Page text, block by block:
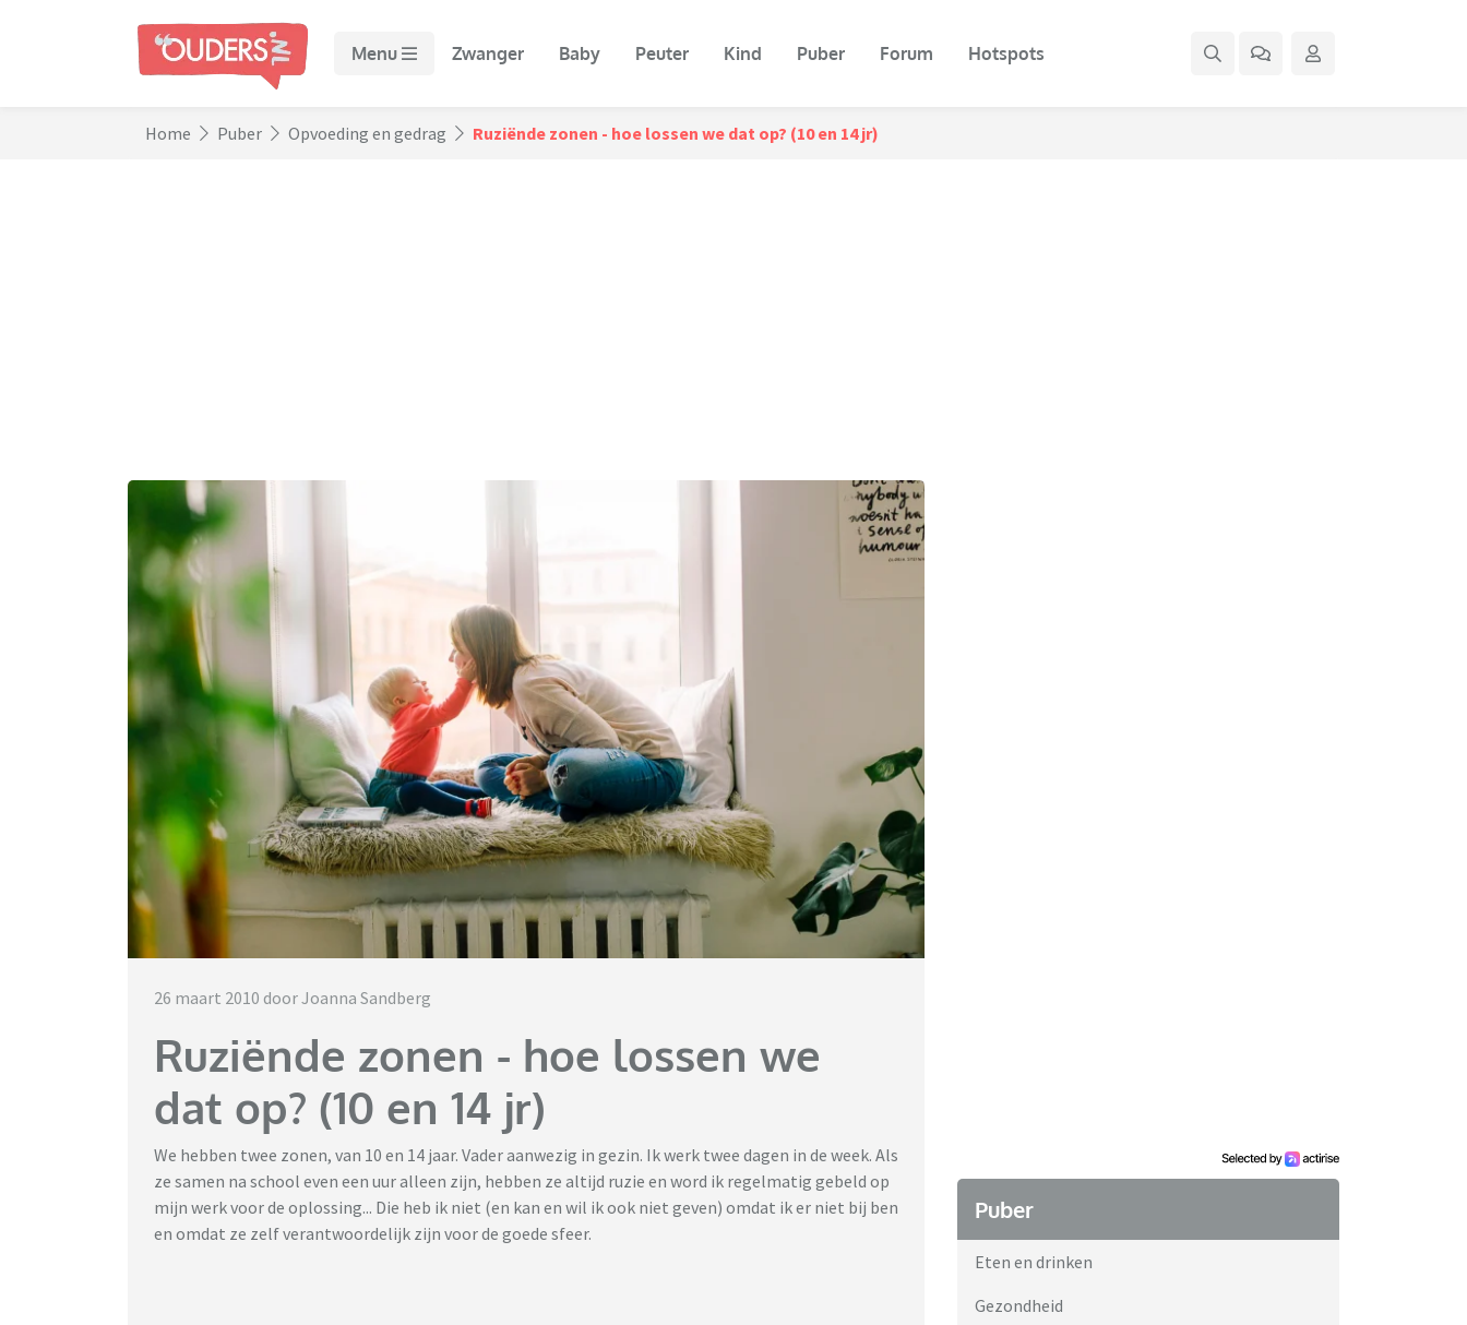
Menu Zwanger Baby Peuter Kind Puber Forum Hotspots
Home Puber Opvoeding en gedrag Ruziënde zonen - hoe lossen we dat op? (10 en 14 jr)
26 maart 2010 door Joanna Sandberg
Ruziënde zonen - hoe lossen we
dat op? (10 en 14 jr)
We hebben twee zonen, van 10 en 14 jaar. Vader aanwezig in gezin. Ik werk twee dagen in de week. Als
ze samen na school even een uur alleen zijn, hebben ze altijd ruzie en word ik regelmatig gebeld op
mijn werk voor de oplossing... Die heb ik niet (en kan en wil ik ook niet geven) omdat ik er niet bij ben
en omdat ze zelf verantwoordelijk zijn voor de goede sfeer.
Puber
Eten en drinken
Gezondheid